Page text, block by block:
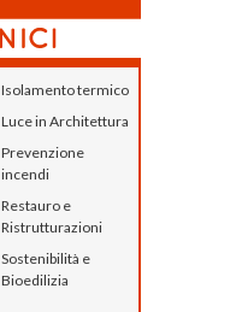
Isolamento termico
Luce in Architettura
Prevenzione
incendi
Restauro e
Ristrutturazioni
Sostenibilità e
Bioedilizia